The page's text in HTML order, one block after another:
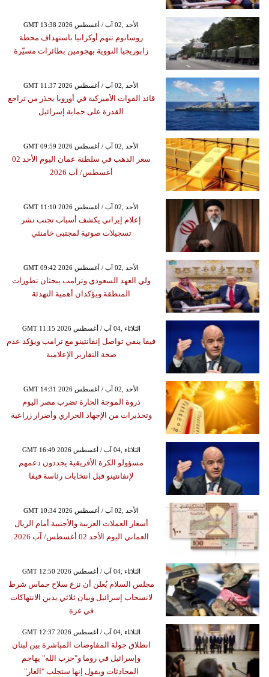
GMT 13:38 2026 الأحد ,02 آب / أغسطس
روساتوم تتهم أوكرانيا باستهداف محطة
زابوريجيا النووية بهجومين بطائرات مسيّرة
GMT 11:37 2026 الأحد ,02 آب / أغسطس
قائد القوات الأميركية في أوروبا يحذر من تراجع
القدرة على حماية إسرائيل
GMT 09:59 2026 الأحد ,02 آب / أغسطس
سعر الذهب في سلطنة عمان اليوم الأحد 02
أغسطس/ آب 2026
GMT 11:10 2026 الأحد ,02 آب / أغسطس
إعلام إيراني يكشف أسباب تجنب نشر
تسجيلات صوتية لمجتبى خامنئي
GMT 09:42 2026 الأحد ,02 آب / أغسطس
ولي العهد السعودي وترامب يبحثان تطورات
المنطقة ويؤكدان أهمية التهدئة
GMT 11:15 2026 الثلاثاء ,04 آب / أغسطس
فيفا ينفي تواصل إنفانتينو مع ترامب ويؤكد عدم
صحة التقارير الإعلامية
GMT 14:31 2026 الأحد ,02 آب / أغسطس
ذروة الموجة الحارة تضرب مصر اليوم
وتحذيرات من الإجهاد الحراري وأضرار زراعية
GMT 16:49 2026 الثلاثاء ,04 آب / أغسطس
مسؤولو الكرة الأفريقية يجددون دعمهم
لإنفانتينو قبل انتخابات رئاسة فيفا
GMT 10:34 2026 الأحد ,02 آب / أغسطس
أسعار العملات العربية والأجنبية أمام الريال
العماني اليوم الأحد 02 أغسطس/ آب 2026
GMT 12:50 2026 الثلاثاء ,04 آب / أغسطس
مجلس السلام يُعلن أن نزع سلاح حماس شرط
لانسحاب إسرائيل وبيان ثلاثي يدين الانتهاكات
في غزة
GMT 12:37 2026 الثلاثاء ,04 آب / أغسطس
انطلاق جولة المفاوضات المباشرة بين لبنان
وإسرائيل في روما و"حزب الله" يهاجم
المحادثات ويقول إنها ستجلب "العار"